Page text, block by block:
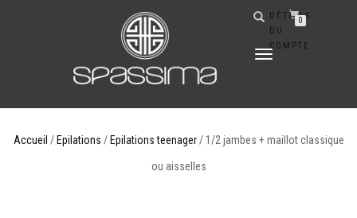
DÉPLIER
DÉTAILS
DU
COMPTE
0
Accueil / Epilations / Epilations teenager/ 1/2 jambes + maillot classique
ou aisselles